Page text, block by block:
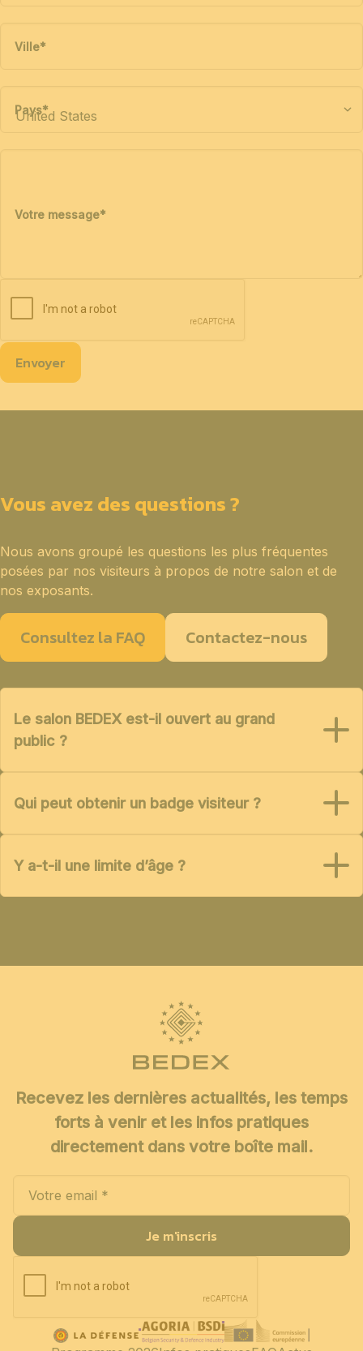
Ville*
Pays*
Votre message*
Envoyer
Vous avez des questions ?
Nous avons groupé les questions les plus fréquentes
posées par nos visiteurs à propos de notre salon et de
nos exposants.
Consultez la FAQ Contactez-nous
Le salon BEDEX est-il ouvert au grand
public ?
Qui peut obtenir un badge visiteur ?
Y a-t-il une limite d’âge ?
Recevez les dernières actualités, les temps
forts à venir et les infos pratiques
directement dans votre boîte mail.
Je m'inscris